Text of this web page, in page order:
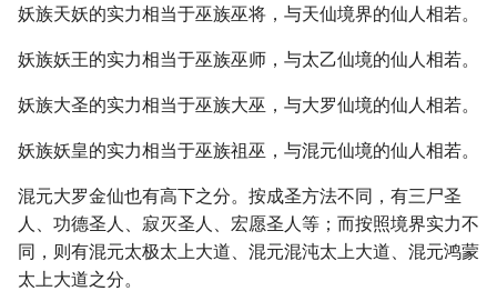
妖族天妖的实力相当于巫族巫将，与天仙境界的仙人相若。
妖族妖王的实力相当于巫族巫师，与太乙仙境的仙人相若。
妖族大圣的实力相当于巫族大巫，与大罗仙境的仙人相若。
妖族妖皇的实力相当于巫族祖巫，与混元仙境的仙人相若。
混元大罗金仙也有高下之分。按成圣方法不同，有三尸圣
人、功德圣人、寂灭圣人、宏愿圣人等；而按照境界实力不
同，则有混元太极太上大道、混元混沌太上大道、混元鸿蒙
太上大道之分。